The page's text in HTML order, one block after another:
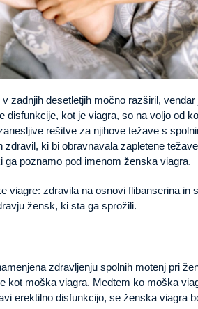
zadnjih desetletjih močno razširil,
disfunkcije, kot je viagra, so na voljo od
rešitve za njihove težave s
zdravil, ki bi obravnavala zapletene
ga poznamo pod imenom ženska viagra.
viagre: zdravila na osnovi flibanserina in
žensk, ki sta ga sprožili.
zdravljenju spolnih motenj pri
kot moška viagra. Medtem ko moška
erektilno disfunkcijo, se ženska viagra